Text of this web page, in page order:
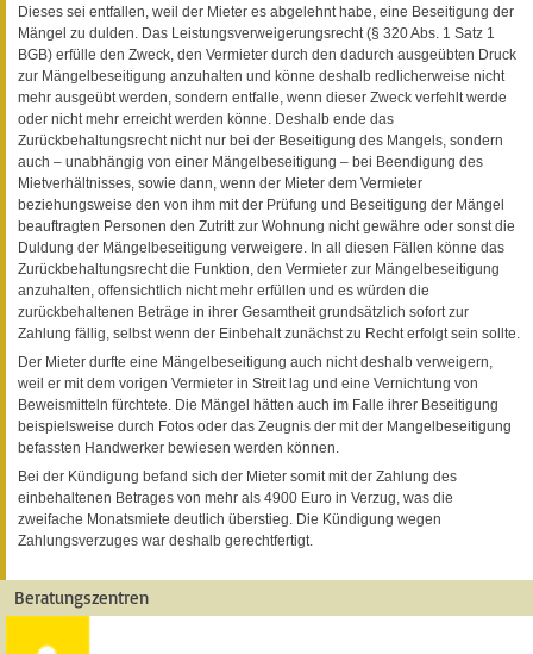
Dieses sei entfallen, weil der Mieter es abgelehnt habe, eine Beseitigung der
Mängel zu dulden. Das Leistungsverweigerungsrecht (§ 320 Abs. 1 Satz 1
BGB) erfülle den Zweck, den Vermieter durch den dadurch ausgeübten Druck
zur Mängelbeseitigung anzuhalten und könne deshalb redlicherweise nicht
mehr ausgeübt werden, sondern entfalle, wenn dieser Zweck verfehlt werde
oder nicht mehr erreicht werden könne. Deshalb ende das
Zurückbehaltungsrecht nicht nur bei der Beseitigung des Mangels, sondern
auch – unabhängig von einer Mängelbeseitigung – bei Beendigung des
Mietverhältnisses, sowie dann, wenn der Mieter dem Vermieter
beziehungsweise den von ihm mit der Prüfung und Beseitigung der Mängel
beauftragten Personen den Zutritt zur Wohnung nicht gewähre oder sonst die
Duldung der Mängelbeseitigung verweigere. In all diesen Fällen könne das
Zurückbehaltungsrecht die Funktion, den Vermieter zur Mängelbeseitigung
anzuhalten, offensichtlich nicht mehr erfüllen und es würden die
zurückbehaltenen Beträge in ihrer Gesamtheit grundsätzlich sofort zur
Zahlung fällig, selbst wenn der Einbehalt zunächst zu Recht erfolgt sein sollte.
Der Mieter durfte eine Mängelbeseitigung auch nicht deshalb verweigern,
weil er mit dem vorigen Vermieter in Streit lag und eine Vernichtung von
Beweismitteln fürchtete. Die Mängel hätten auch im Falle ihrer Beseitigung
beispielsweise durch Fotos oder das Zeugnis der mit der Mangelbeseitigung
befassten Handwerker bewiesen werden können.
Bei der Kündigung befand sich der Mieter somit mit der Zahlung des
einbehaltenen Betrages von mehr als 4900 Euro in Verzug, was die
zweifache Monatsmiete deutlich überstieg. Die Kündigung wegen
Zahlungsverzuges war deshalb gerechtfertigt.
Beratungszentren